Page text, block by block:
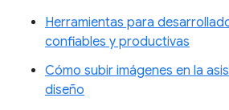
Herramientas para
confiables y productivas
Cómo subir imágenes en la
diseño